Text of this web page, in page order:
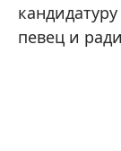
певец и